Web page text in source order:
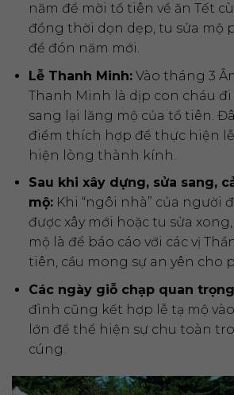
năm để mời tổ tiên về ăn Tết
đồng thời dọn dẹp, tu sửa mộ
để đón năm mới.
Lễ Thanh Minh:Vào tháng 3
Thanh Minh là dịp con cháu đi
sang lại lăng mộ của tổ tiên.
điểm thích hợp để thực hiện
hiện lòng thành kính.
Sau khi xây dựng, sửa sang,
mộ:Khi “ngôi nhà” của người
được xây mới hoặc tu sửa
mộ là để báo cáo với các vị
tiên, cầu mong sự an yên cho
Các ngày giỗ chạp quan
đình cũng kết hợp lễ tạ mộ
lớn để thể hiện sự chu toàn
cúng.